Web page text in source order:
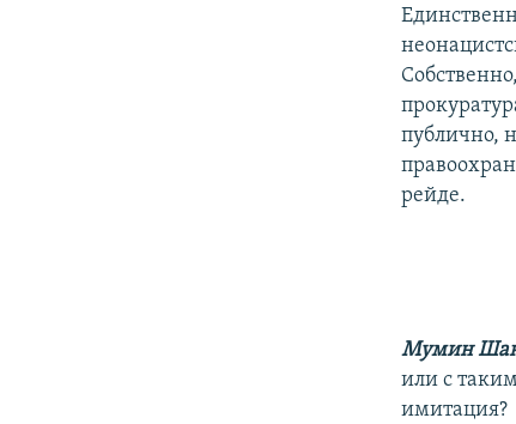
публично,
рейде.
Мумин
или с
имитация?